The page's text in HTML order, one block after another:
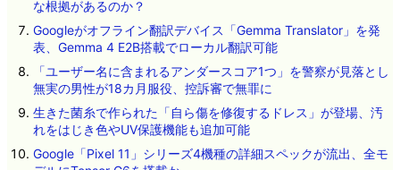
な根拠があるのか？
Googleがオフライン翻訳デバイス「Gemma Translator」を発
表、Gemma 4 E2B搭載でローカル翻訳可能
「ユーザー名に含まれるアンダースコア1つ」を警察が見落とし
無実の男性が18カ月服役、控訴審で無罪に
生きた菌糸で作られた「自ら傷を修復するドレス」が登場、汚
れをはじき色やUV保護機能も追加可能
Google「Pixel 11」シリーズ4機種の詳細スペックが流出、全モ